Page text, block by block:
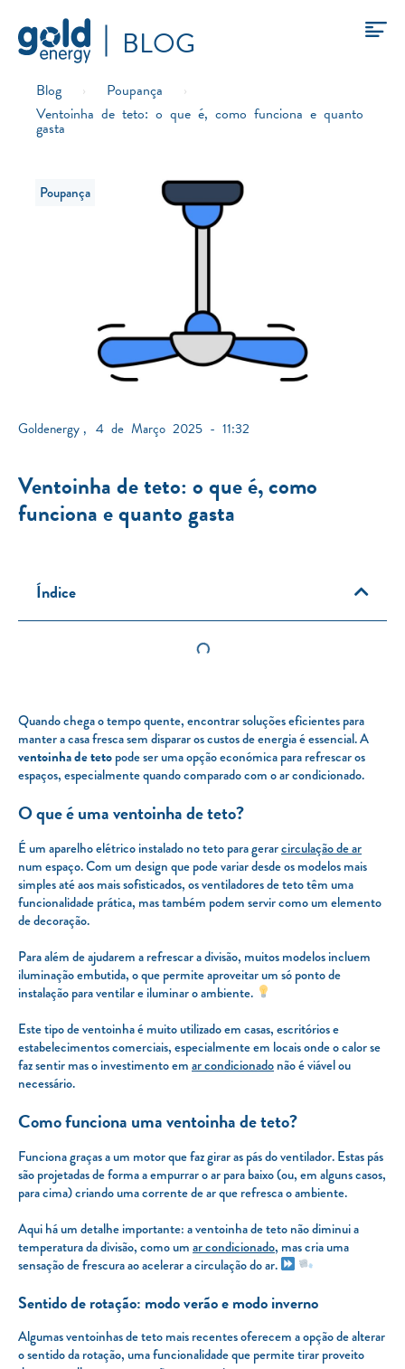
BLOG
Blog › Poupança
›
Ventoinha de teto: o que é, como funciona e quanto
gasta
Poupança
Goldenergy 4 de Março 2025 - 11:32
Ventoinha de teto: o que é, como
funciona e quanto gasta
Índice
Quando chega o tempo quente, encontrar soluções eficientes para
manter a casa fresca sem disparar os custos de energia é essencial. A
ventoinha de tetopode ser uma opção económica para refrescar os
espaços, especialmente quando comparado com o ar condicionado.
O que é uma ventoinha de teto?
É um aparelho elétrico instalado no teto para gerarcirculação de ar
num espaço. Com um design que pode variar desde os modelos mais
simples até aos mais sofisticados, os ventiladores de teto têm uma
funcionalidade prática, mas também podem servir como um elemento
de decoração.
Para além de ajudarem a refrescar a divisão, muitos modelos incluem
iluminação embutida, o que permite aproveitar um só ponto de
instalação para ventilar e iluminar o ambiente.
Este tipo de ventoinha é muito utilizado em casas, escritórios e
estabelecimentos comerciais, especialmente em locais onde o calor se
faz sentir mas o investimento emar condicionadonão é viável ou
necessário.
Como funciona uma ventoinha de teto?
Funciona graças a um motor que faz girar as pás do ventilador. Estas pás
são projetadas de forma a empurrar o ar para baixo (ou, em alguns casos,
para cima) criando uma corrente de ar que refresca o ambiente.
Aqui há um detalhe importante: a ventoinha de teto não diminui a
temperatura da divisão, como umar condicionado, mas cria uma
sensação de frescura ao acelerar a circulação do ar.
Sentido de rotação: modo verão e modo inverno
Algumas ventoinhas de teto mais recentes oferecem a opção de alterar
o sentido da rotação, uma funcionalidade que permite tirar proveito